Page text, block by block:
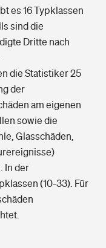
es 16 Typklassen
sind die
Dritte nach
die Statistiker 25
der
am eigenen
sowie die
Glasschäden,
In der
(10-33). Für